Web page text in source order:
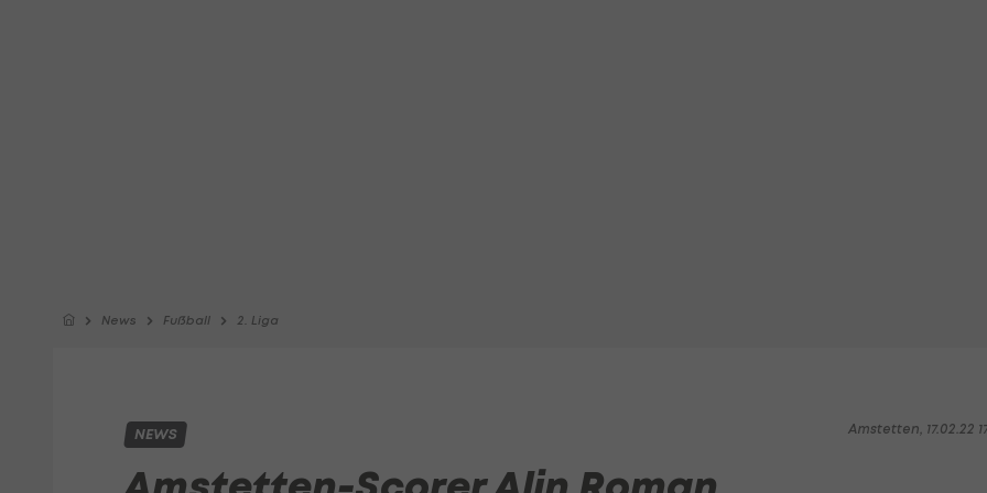
News Fußball 2. Liga
Amstetten, 17.02.22
NEWS